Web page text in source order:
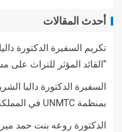
أحدث المقالات
تكريم السفيرة الدكتورة
“القائد المؤثر للتراث على
السفيرة الدكتورة داليا
بمنظمة UNMTC في المملكة العربية السعودية
الدكتورة روعه بنت حمد